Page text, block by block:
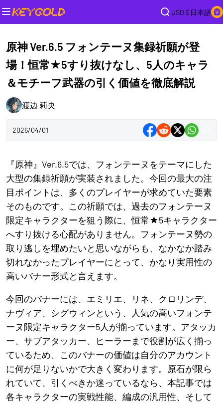
USD $ 日本語
原神 Ver.6.5 フォンテーヌ集録祈願が登
場！恒常★5すり抜けなし、5人のキャラ
＆モチーフ武器の引く価値を徹底解説
渡边 莉央
2026/04/01
『原神』Ver.6.5では、フォンテーヌをテーマにした
大型の集録祈願が実装されました。今回の最大の注
目ポイントは、多くのプレイヤーが求めていた要素
そのものです。この祈願では、過去のフォンテーヌ
限定キャラクターを狙う際に、恒常★5キャラクター
へすり抜ける心配がありません。フォンテーヌ勢の
取り逃しを埋めたいと思いながらも、なかなか踏み
切れなかったプレイヤーにとって、かなり実用性の
高いバナー形式と言えます。
今回のバナーには、エミリエ、リネ、クロリンデ、
ナヴィア、シグウィンという、人気の高いフォンテ
ーヌ限定キャラクター5人が揃っています。アタッカ
ー、サブアタッカー、ヒーラーまで役割が広く揃っ
ているため、このバナーの価値は自分のアカウント
に何が足りないかで大きく変わります。原石が限ら
れていて、引くべきか迷っているなら、本記事では
各キャラクターの実戦性能、編成の汎用性、そして